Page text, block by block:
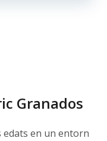
Granados
edats en un entorn